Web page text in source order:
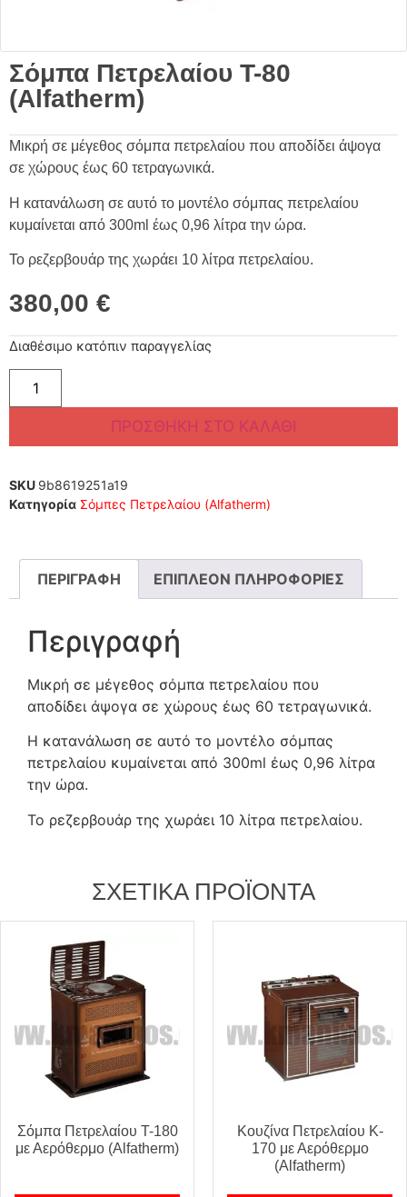
Σόμπα Πετρελαίου T-80
(Alfatherm)
Μικρή σε μέγεθος σόμπα πετρελαίου που αποδίδει άψογα
σε χώρους έως 60 τετραγωνικά.
Η κατανάλωση σε αυτό το μοντέλο σόμπας πετρελαίου
κυμαίνεται από 300ml έως 0,96 λίτρα την ώρα.
Το ρεζερβουάρ της χωράει 10 λίτρα πετρελαίου.
380,00 €
Διαθέσιμο κατόπιν παραγγελίας
ΠΡΟΣΘΉΚΗ ΣΤΟ ΚΑΛΆΘΙ
SKU 9b8619251a19
Κατηγορία Σόμπες Πετρελαίου (Alfatherm)
ΠΕΡΙΓΡΑΦΉ ΕΠΙΠΛΈΟΝ ΠΛΗΡΟΦΟΡΊΕΣ
Περιγραφή
Μικρή σε μέγεθος σόμπα πετρελαίου που
αποδίδει άψογα σε χώρους έως 60 τετραγωνικά.
Η κατανάλωση σε αυτό το μοντέλο σόμπας
πετρελαίου κυμαίνεται από 300ml έως 0,96 λίτρα
την ώρα.
Το ρεζερβουάρ της χωράει 10 λίτρα πετρελαίου.
ΣΧΕΤΙΚΆ ΠΡΟΪΌΝΤΑ
Σόμπα Πετρελαίου T-180
με Αερόθερμο (Alfatherm)
Κουζίνα Πετρελαίου K-
170 με Αερόθερμο
(Alfatherm)